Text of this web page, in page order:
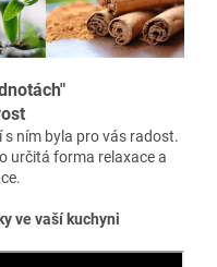
ním byla pro vás radost.
určitá forma relaxace a
ve vaší kuchyni